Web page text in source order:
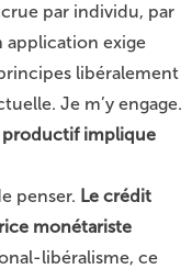
par individu, par
application exige
libéralement
Je m’y engage.
productif implique
penser. Le crédit
monétariste
libéralisme, ce